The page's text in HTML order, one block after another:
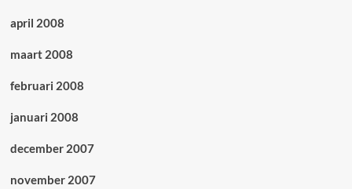
april 2008
maart 2008
februari 2008
januari 2008
december 2007
november 2007